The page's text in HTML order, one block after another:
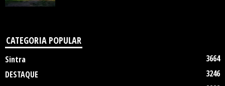
CATEGORIA POPULAR
Sintra
3664
DESTAQUE
3246